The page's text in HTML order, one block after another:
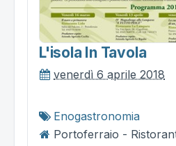
L'isola In Tavola
venerdì 6 aprile 2018
Enogastronomia
Portoferraio -